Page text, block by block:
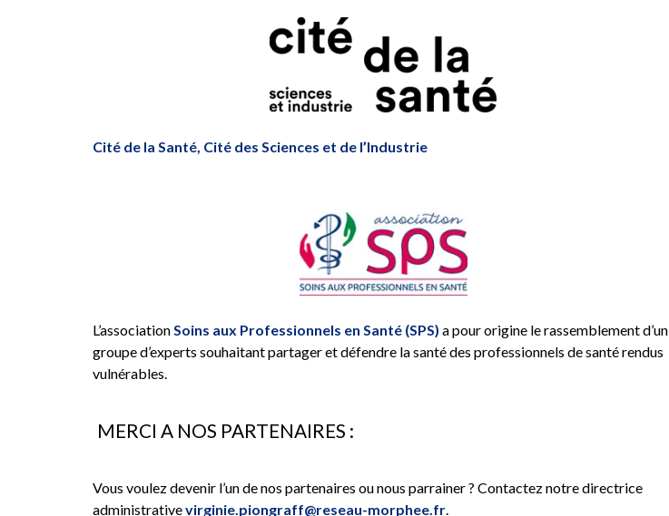
Cité de la Santé, Cité des Sciences et de l’Industrie
L’association Soins aux Professionnels en Santé (SPS) a pour origine le rassemblement d’un
groupe d’experts souhaitant partager et défendre la santé des professionnels de santé rendus
vulnérables.
MERCI A NOS PARTENAIRES :
Vous voulez devenir l’un de nos partenaires ou nous parrainer ? Contactez notre directrice
administrativevirginie.piongraff@reseau-morphee.fr